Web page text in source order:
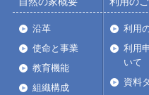
沿革
使命と事業
教育機能
組織構成
利用
利用
いて
資料